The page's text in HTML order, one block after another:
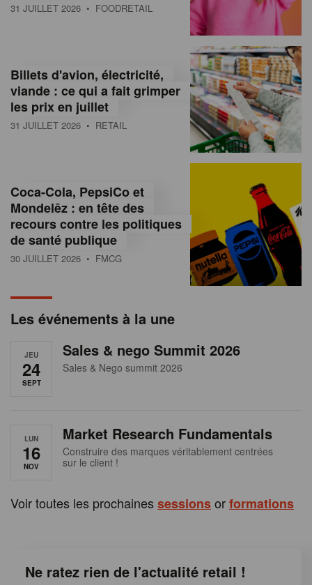
s
s
u
e
e
a
31 JUILLET 2026 • FOODRETAIL
Billets d'avion, électricité,
viande : ce qui a fait grimper
les prix en juillet
31 JUILLET 2026 • RETAIL
Coca-Cola, PepsiCo et
Mondelēz : en tête des
recours contre les politiques
de santé publique
30 JUILLET 2026 • FMCG
Les événements à la une
JEU
24
SEPT
Sales & nego Summit 2026
Sales & Nego summit 2026
LUN
16
NOV
Market Research Fundamentals
Construire des marques véritablement centrées
sur le client !
Voir toutes les prochaines sessionsorformations
Ne ratez rien de l'actualité retail !